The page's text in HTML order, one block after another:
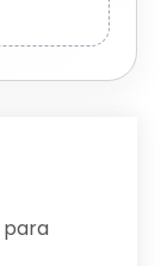
para